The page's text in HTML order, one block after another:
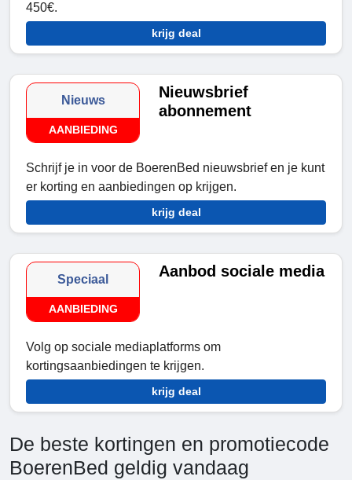
450€.
krijg deal
Nieuws
AANBIEDING
Nieuwsbrief
abonnement
Schrijf je in voor de BoerenBed nieuwsbrief en je kunt
er korting en aanbiedingen op krijgen.
krijg deal
Speciaal
AANBIEDING
Aanbod sociale media
Volg op sociale mediaplatforms om
kortingsaanbiedingen te krijgen.
krijg deal
De beste kortingen en promotiecode
BoerenBed geldig vandaag